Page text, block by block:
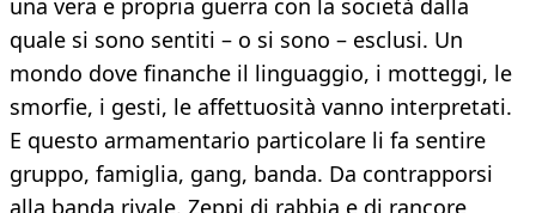
una vera e propria guerra con la società dalla
quale si sono sentiti – o si sono – esclusi. Un
mondo dove finanche il linguaggio, i motteggi, le
smorfie, i gesti, le affettuosità vanno interpretati.
E questo armamentario particolare li fa sentire
gruppo, famiglia, gang, banda. Da contrapporsi
alla banda rivale. Zeppi di rabbia e di rancore